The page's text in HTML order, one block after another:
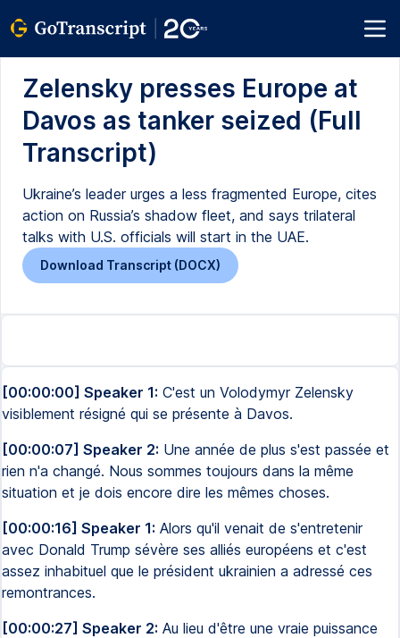
Zelensky presses Europe at
Davos as tanker seized (Full
Transcript)
Ukraine’s leader urges a less fragmented Europe, cites
action on Russia’s shadow fleet, and says trilateral
talks with U.S. officials will start in the UAE.
Download Transcript (DOCX)
[00:00:00] Speaker 1: C'est un Volodymyr Zelensky
visiblement résigné qui se présente à Davos.
[00:00:07] Speaker 2: Une année de plus s'est passée et
rien n'a changé. Nous sommes toujours dans la même
situation et je dois encore dire les mêmes choses.
[00:00:16] Speaker 1: Alors qu'il venait de s'entretenir
avec Donald Trump sévère ses alliés européens et c'est
assez inhabituel que le président ukrainien a adressé ces
remontrances.
[00:00:27] Speaker 2: Au lieu d'être une vraie puissance